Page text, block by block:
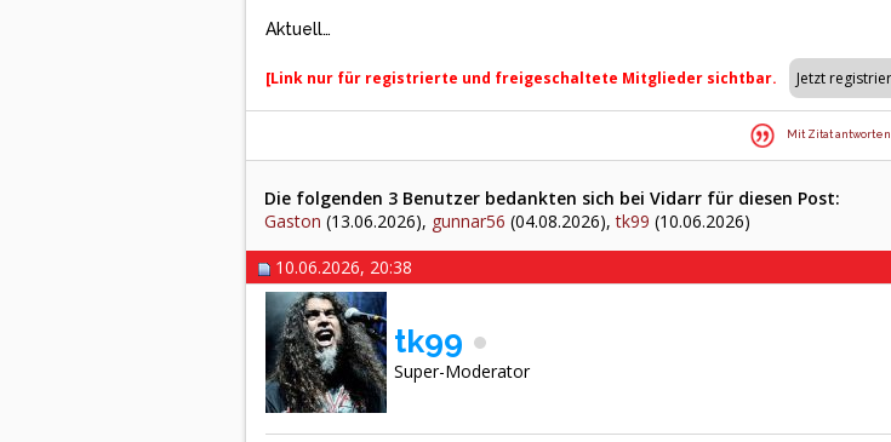
Aktuell…
[Link nur für registrierte und freigeschaltete Mitglieder sichtbar.
Mit Zitat antworten
Die folgenden 3 Benutzer bedankten sich bei Vidarr für diesen Post:
Gaston (13.06.2026), gunnar56 (04.08.2026),tk99 (10.06.2026)
10.06.2026, 20:38
tk99
Super-Moderator